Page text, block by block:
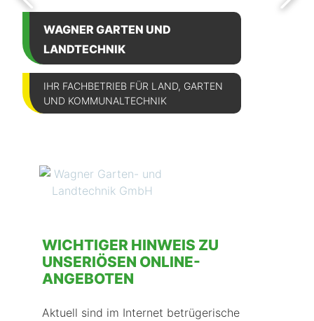
WAGNER GARTEN UND
LANDTECHNIK
IHR FACHBETRIEB FÜR LAND, GARTEN
UND KOMMUNALTECHNIK
WICHTIGER HINWEIS ZU
UNSERIÖSEN ONLINE-
ANGEBOTEN
Aktuell sind im Internet betrügerische